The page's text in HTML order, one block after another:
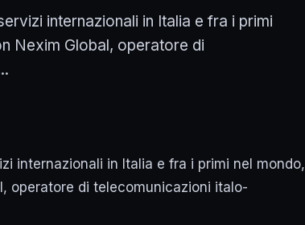
internazionali in Italia e fra i primi
Nexim Global, operatore di
internazionali in Italia e fra i primi nel mondo,
operatore di telecomunicazioni italo-